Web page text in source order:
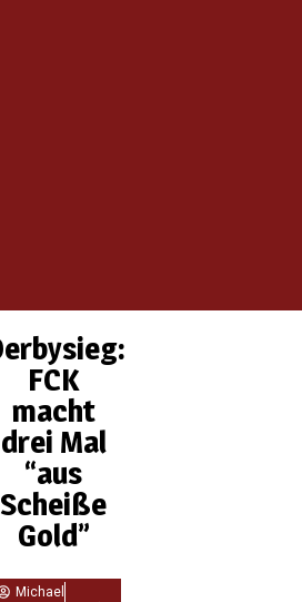
FCK
macht
drei Mal
“aus
Scheiße
Gold”
Michael